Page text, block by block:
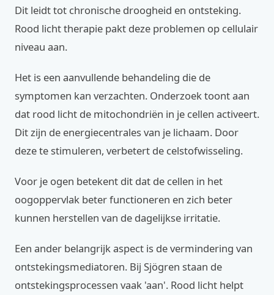
Dit leidt tot chronische droogheid en ontsteking.
Rood licht therapie pakt deze problemen op cellulair
niveau aan.
Het is een aanvullende behandeling die de
symptomen kan verzachten. Onderzoek toont aan
dat rood licht de mitochondriën in je cellen activeert.
Dit zijn de energiecentrales van je lichaam. Door
deze te stimuleren, verbetert de celstofwisseling.
Voor je ogen betekent dit dat de cellen in het
oogoppervlak beter functioneren en zich beter
kunnen herstellen van de dagelijkse irritatie.
Een ander belangrijk aspect is de vermindering van
ontstekingsmediatoren. Bij Sjögren staan de
ontstekingsprocessen vaak 'aan'. Rood licht helpt